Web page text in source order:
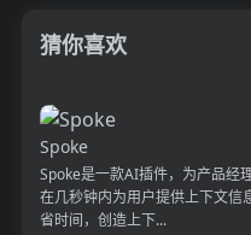
猜你喜欢
Spoke
Spoke是一款AI插件，为产品经
在几秒钟内为用户提供上下文信
省时间，创造上下...